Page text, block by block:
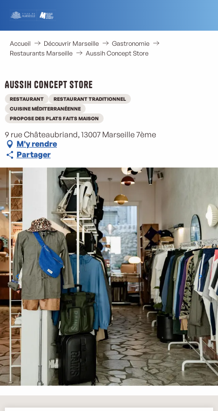
contenu
principal
Accueil Découvrir Marseille
Gastronomie
Restaurants Marseille
Aussih Concept Store
Aussih Concept Store
RESTAURANT
RESTAURANT TRADITIONNEL
CUISINE MÉDITERRANÉENNE
PROPOSE DES PLATS FAITS MAISON
9 rue Châteaubriand, 13007 Marseille 7ème
M'y rendre
Partager